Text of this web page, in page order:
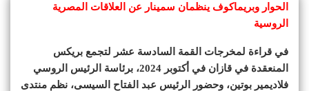
الحوار وبريماكوف ينظمان سمينار عن العلاقات المصرية
الروسية
في قراءة لمخرجات القمة السادسة عشر لتجمع بريكس
المنعقدة في قازان في أكتوبر 2024، برئاسة الرئيس الروسي
فلاديمير بوتين، وحضور الرئيس عبد الفتاح السيسى، نظم منتدى